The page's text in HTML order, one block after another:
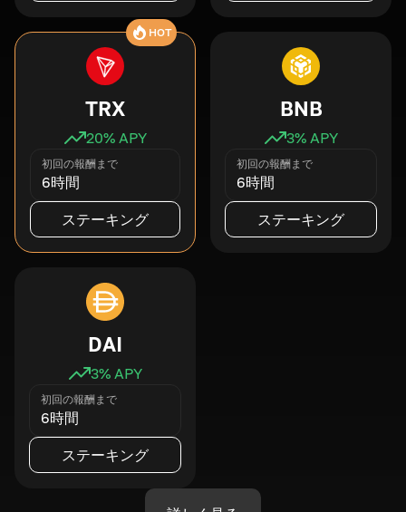
HOT
TRX
20% APY
初回の報酬まで
6時間
ステーキング
BNB
3% APY
初回の報酬まで
6時間
ステーキング
DAI
3% APY
初回の報酬まで
6時間
ステーキング